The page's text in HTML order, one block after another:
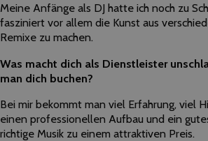
Meine Anfänge als DJ hatte ich noch zu
fasziniert vor allem die Kunst aus
Remixe zu machen.
Was macht dich als Dienstleister
man dich buchen?
Bei mir bekommt man viel Erfahrung, viel
einen professionellen Aufbau und ein
richtige Musik zu einem attraktiven Preis.